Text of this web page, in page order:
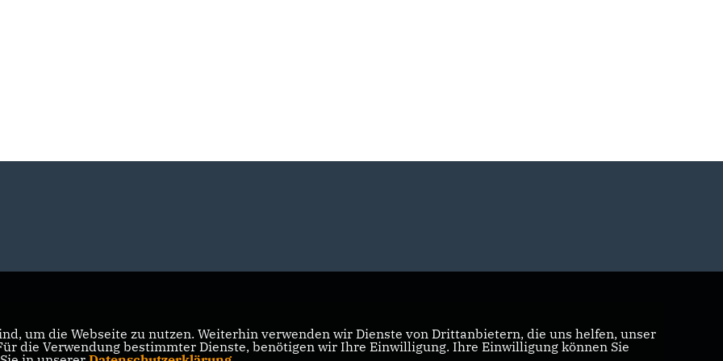
um die Webseite zu nutzen. Weiterhin verwenden wir Dienste von Drittanbietern, die uns helfen, unser
die Verwendung bestimmter Dienste, benötigen wir Ihre Einwilligung. Ihre Einwilligung können Sie